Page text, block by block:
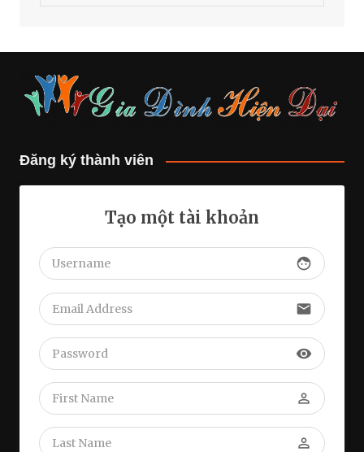
Đăng ký thành viên
Tạo một tài khoản
face
email
visibility
perm_identity
perm_identity